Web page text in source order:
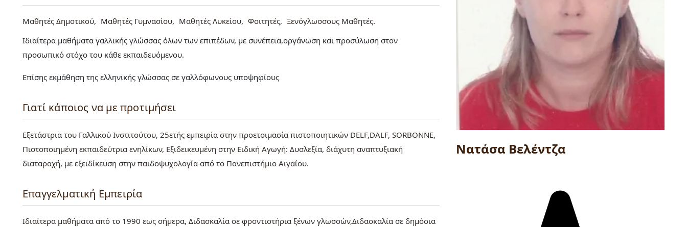
Μαθητές Δημοτικού Μαθητές Γυμνασίου Μαθητές Λυκείου Φοιτητές
Ξενόγλωσσους Μαθητές
Ιδιαίτερα μαθήματα γαλλικής γλώσσας όλων των επιπέδων, με συνέπεια,οργάνωση και προσύλωση στον
προσωπικό στόχο του κάθε εκπαιδευόμενου.
Επίσης εκμάθηση της ελληνικής γλώσσας σε γαλλόφωνους υποψηφίους
Γιατί κάποιος να με προτιμήσει
Εξετάστρια του Γαλλικού Ινστιτούτου, 25ετής εμπειρία στην προετοιμασία πιστοποιητικών DELF,DALF, SORBONNE,
Πιστοποιημένη εκπαιδεύτρια ενηλίκων, Εξιδεικευμένη στην Ειδική Αγωγή: Δυσλεξία, διάχυτη αναπτυξιακή
διαταραχή, με εξειδίκευση στην παιδοψυχολογία από το Πανεπιστήμιο Αιγαίου.
Επαγγελματική Εμπειρία
Ιδιαίτερα μαθήματα από το 1990 εως σήμερα, Διδασκαλία σε φροντιστήρια ξένων γλωσσών,Διδασκαλία σε δημόσια
Νατάσα Βελέντζα